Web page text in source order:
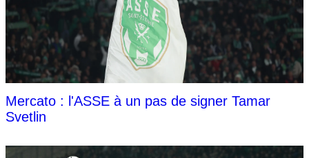
Mercato : l'ASSE à un pas de signer Tamar
Svetlin